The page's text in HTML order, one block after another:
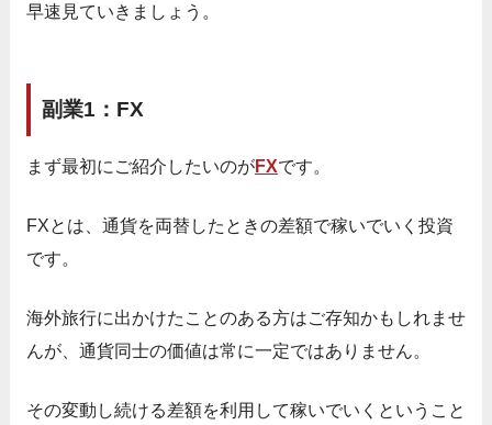
早速見ていきましょう。
副業1：FX
まず最初にご紹介したいのがFXです。
FXとは、通貨を両替したときの差額で稼いでいく投資
です。
海外旅行に出かけたことのある方はご存知かもしれませ
んが、通貨同士の価値は常に一定ではありません。
その変動し続ける差額を利用して稼いでいくということ